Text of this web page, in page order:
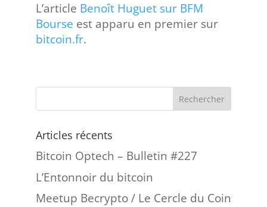
L’article Benoît Huguet sur BFM
Bourse est apparu en premier sur
bitcoin.fr.
Articles récents
Bitcoin Optech – Bulletin #227
L’Entonnoir du bitcoin
Meetup Becrypto / Le Cercle du Coin